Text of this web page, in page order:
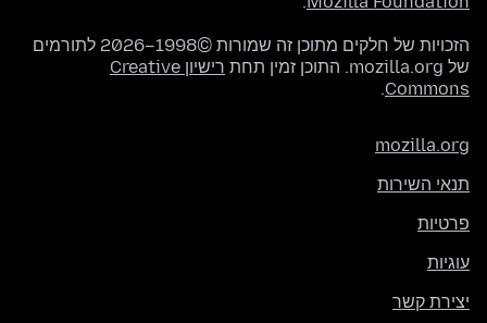
הזכויות של חלקים מתוכן זה שמורות ©1998–2026 לתורמים
של mozilla.org. התוכן זמין תחת
רישיון Creative
Commons
.
mozilla.org
תנאי השירות
פרטיות
עוגיות
יצירת קשר